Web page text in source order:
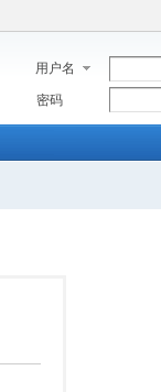
用户名
密码